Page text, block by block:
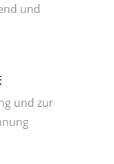
und
und zur